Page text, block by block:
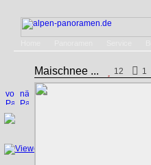
Maischnee ... 12 1